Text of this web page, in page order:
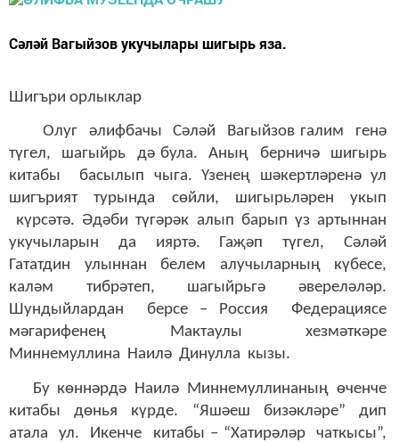
Сәләй Вагыйзов укучылары шигырь яза.
Шигъри орлыклар
Олуг әлифбачы Сәләй Вагыйзов галим генә
түгел, шагыйрь дә була. Аның берничә шигырь
китабы басылып чыга. Үзенең шәкертләренә ул
шигърият турында сөйли, шигырьләрен укып
күрсәтә. Әдәби түгәрәк алып барып үз артыннан
укучыларын да ияртә. Гаҗәп түгел, Сәләй
Гататдин улыннан белем алучыларның күбесе,
каләм тибрәтеп, шагыйрьгә әвереләләр.
Шундыйлардан берсе – Россия Федерациясе
мәгарифенең Мактаулы хезмәткәре
Миннемуллина Наилә Динулла кызы.
Бу көннәрдә Наилә Миннемуллинаның өченче
китабы дөнья күрде. “Яшәеш бизәкләре” дип
атала ул. Икенче китабы – “Хатирәләр чаткысы”,